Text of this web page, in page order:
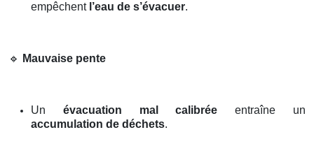
empêchent l’eau de s’évacuer.
🔹 Mauvaise pente
Un évacuation mal calibrée entraîne un
accumulation de déchets.